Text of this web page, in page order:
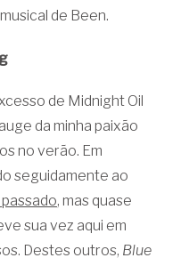
de Been.
de Midnight Oil
da minha paixão
no verão. Em
seguidamente ao
, mas quase
sua vez aqui em
Destes outros, Blue